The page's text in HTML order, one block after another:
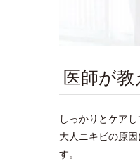
医師が
しっかりとケア
大人ニキビの原
す。